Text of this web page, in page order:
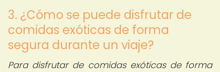
3. ¿Cómo se puede disfrutar de
comidas exóticas de forma
segura durante un viaje?
Para disfrutar de comidas exóticas de forma